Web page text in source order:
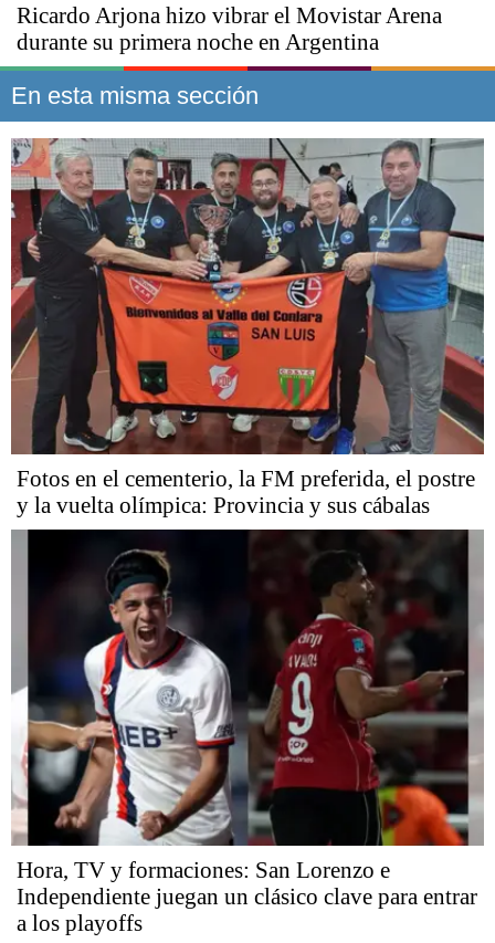
Ricardo Arjona hizo vibrar el Movistar Arena
durante su primera noche en Argentina
En esta misma sección
Fotos en el cementerio, la FM preferida, el postre
y la vuelta olímpica: Provincia y sus cábalas
Hora, TV y formaciones: San Lorenzo e
Independiente juegan un clásico clave para entrar
a los playoffs